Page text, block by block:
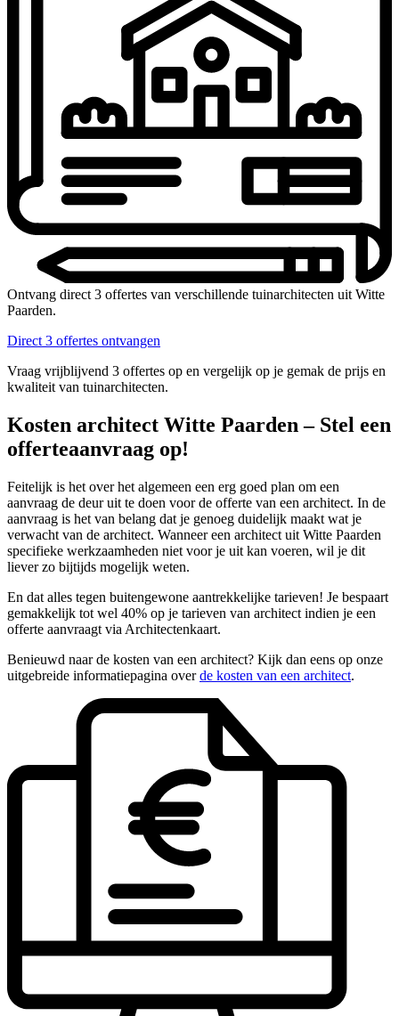
Ontvang direct 3 offertes van verschillende tuinarchitecten uit Witte
Paarden.
Direct 3 offertes ontvangen
Vraag vrijblijvend 3 offertes op en vergelijk op je gemak de prijs en
kwaliteit van tuinarchitecten.
Kosten architect Witte Paarden – Stel een
offerteaanvraag op!
Feitelijk is het over het algemeen een erg goed plan om een
aanvraag de deur uit te doen voor de offerte van een architect. In de
aanvraag is het van belang dat je genoeg duidelijk maakt wat je
verwacht van de architect. Wanneer een architect uit Witte Paarden
specifieke werkzaamheden niet voor je uit kan voeren, wil je dit
liever zo bijtijds mogelijk weten.
En dat alles tegen buitengewone aantrekkelijke tarieven! Je bespaart
gemakkelijk tot wel 40% op je tarieven van architect indien je een
offerte aanvraagt via Architectenkaart.
Benieuwd naar de kosten van een architect? Kijk dan eens op onze
uitgebreide informatiepagina overde kosten van een architect.